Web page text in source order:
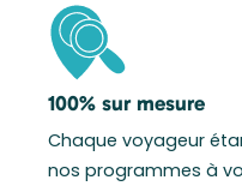
100% sur mesure
Chaque voyageur
nos programmes à